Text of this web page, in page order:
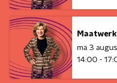
Maatwerk
ma 3
14:00 -